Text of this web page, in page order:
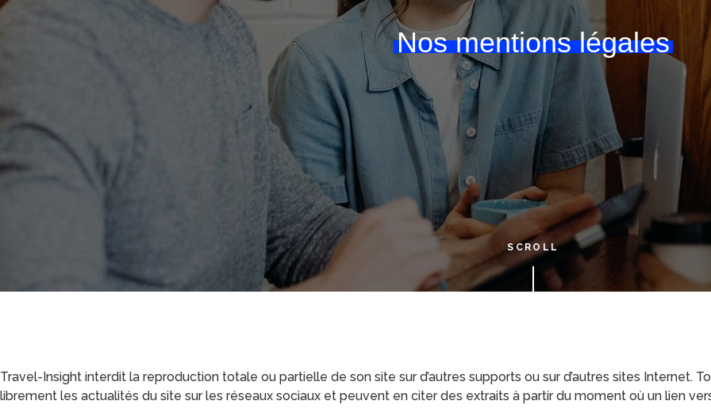
Nos mentions légales
SCROLL
Travel-Insight interdit la reproduction totale ou partielle de son site sur d’autres supports ou sur d’autres sites Internet.
librement les actualités du site sur les réseaux sociaux et peuvent en citer des extraits à partir du moment où un lien